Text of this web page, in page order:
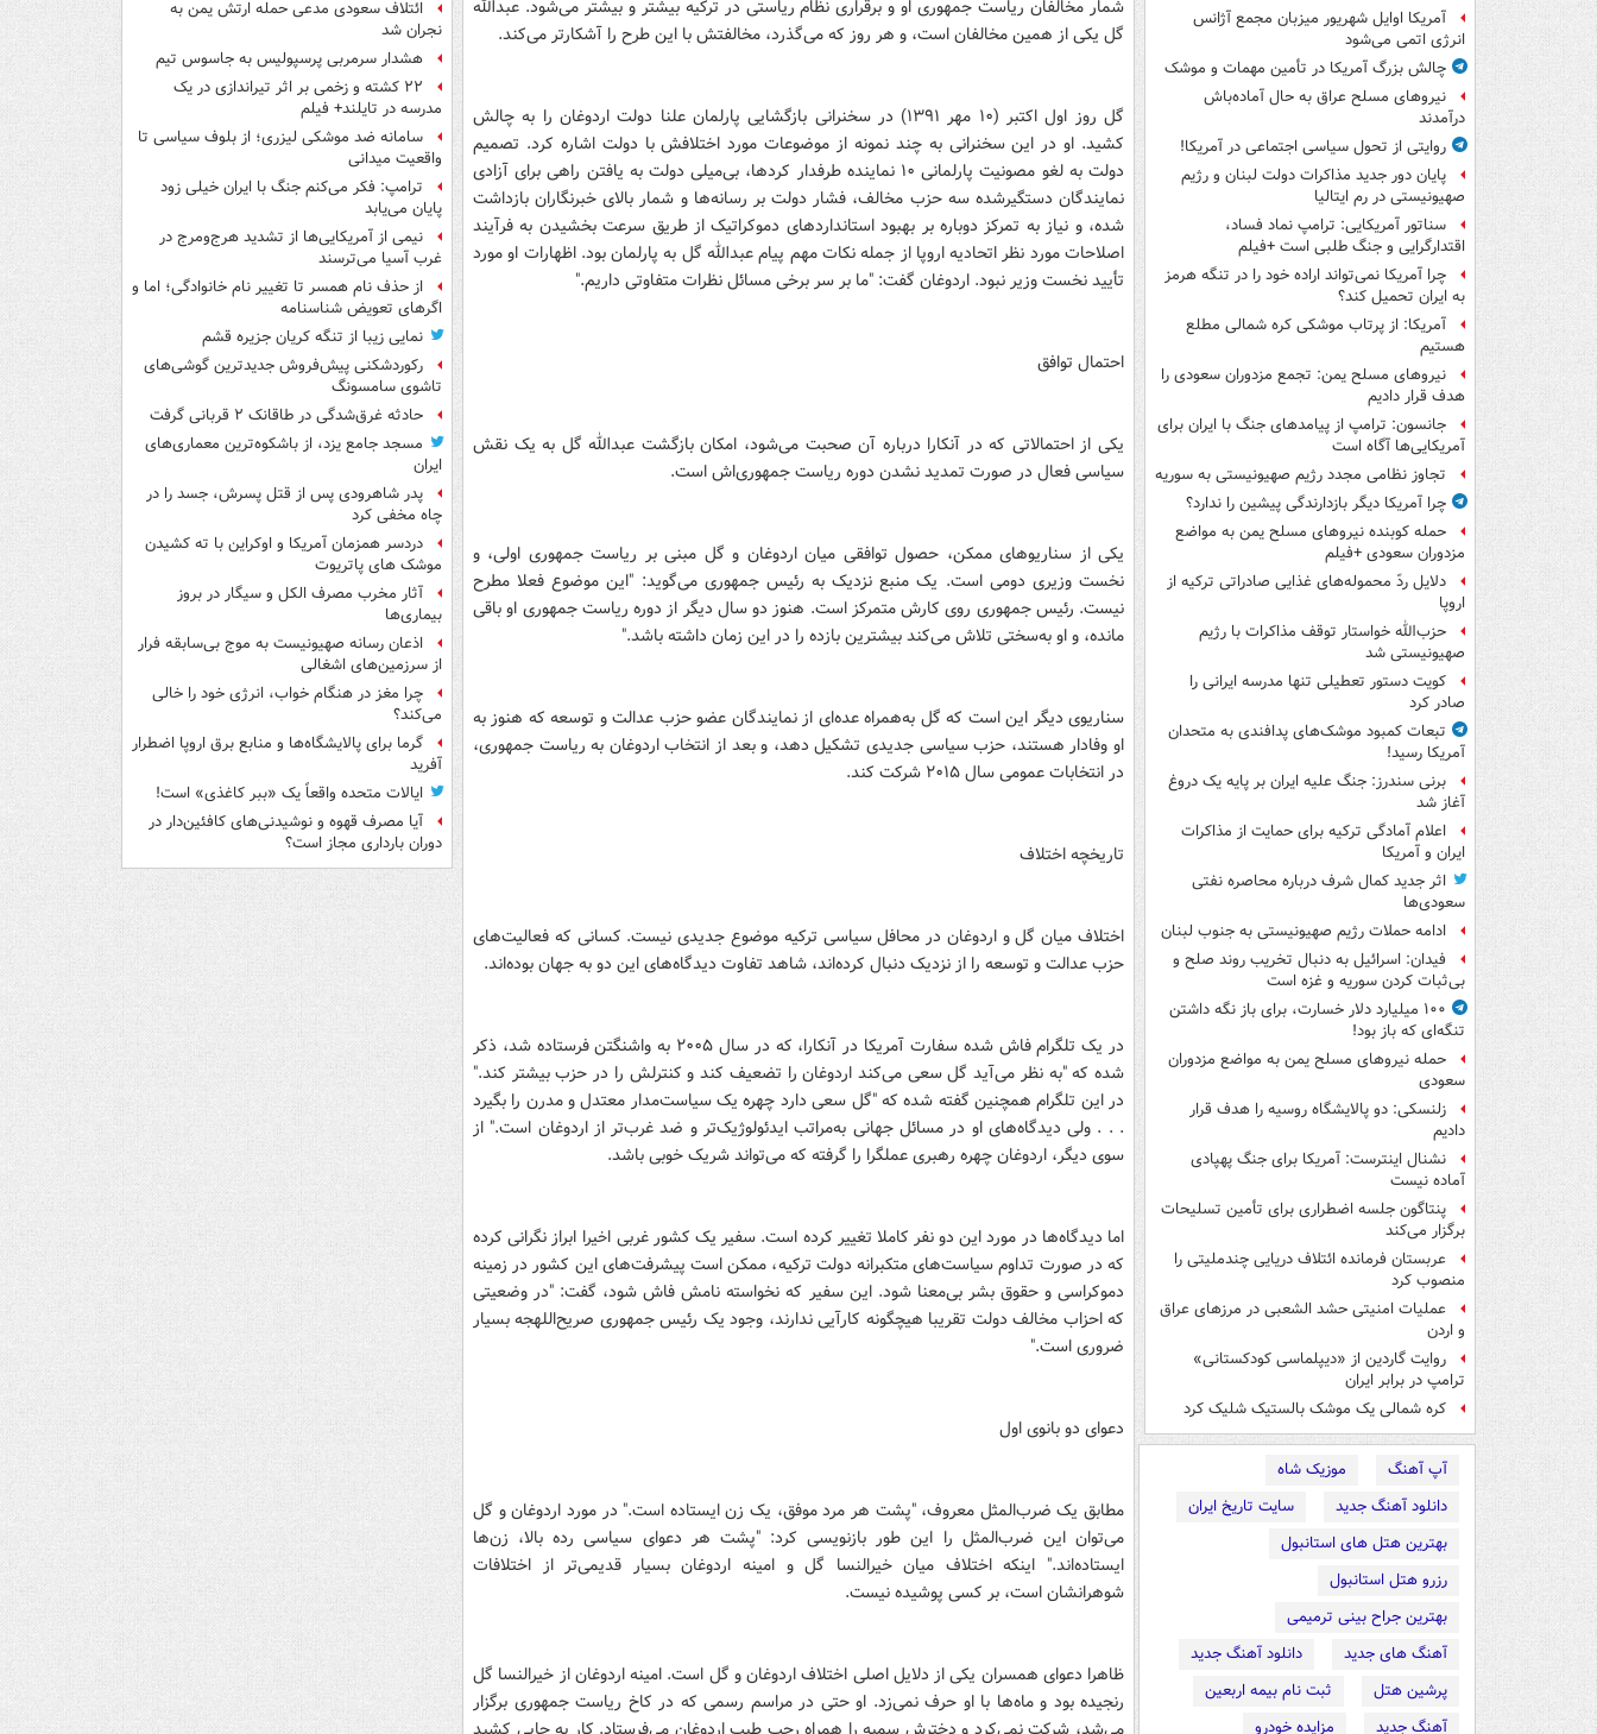
آمریکا اوایل شهریور میزبان مجمع آژانس
انرژی اتمی می‌شود
چالش بزرگ آمریکا در تأمین مهمات و موشک
نیروهای مسلح عراق به حال آماده‌باش
درآمدند
روایتی از تحول سیاسی اجتماعی در آمریکا!
پایان دور جدید مذاکرات دولت لبنان و رژیم
صهیونیستی در رم ایتالیا
سناتور آمریکایی: ترامپ نماد فساد،
اقتدارگرایی و جنگ طلبی است +فیلم
چرا آمریکا نمی‌تواند اراده خود را در تنگه هرمز
به ایران تحمیل کند؟
آمریکا: از پرتاب موشکی کره شمالی مطلع
هستیم
نیروهای مسلح یمن: تجمع مزدوران سعودی را
هدف قرار دادیم
جانسون: ترامپ از پیامدهای جنگ با ایران برای
آمریکایی‌ها آگاه است
تجاوز نظامی مجدد رژیم صهیونیستی به سوریه
چرا آمریکا دیگر بازدارندگی پیشین را ندارد؟
حمله کوبنده نیروهای مسلح یمن به مواضع
مزدوران سعودی +فیلم
دلایل ردّ محموله‌های غذایی صادراتی ترکیه از
اروپا
حزب‌الله خواستار توقف مذاکرات با رژیم
صهیونیستی شد
کویت دستور تعطیلی تنها مدرسه ایرانی را
صادر کرد
تبعات کمبود موشک‌های پدافندی به متحدان
آمریکا رسید!
برنی سندرز: جنگ علیه ایران بر پایه یک دروغ
آغاز شد
اعلام آمادگی ترکیه برای حمایت از مذاکرات
ایران و آمریکا
اثر جدید کمال شرف درباره محاصره نفتی
سعودی‌ها
ادامه حملات رژیم صهیونیستی به جنوب لبنان
فیدان: اسرائیل به دنبال تخریب روند صلح و
بی‌ثبات کردن سوریه و غزه است
۱۰۰ میلیارد دلار خسارت، برای باز نگه داشتن
تنگه‌ای که باز بود!
حمله نیروهای مسلح یمن به مواضع مزدوران
سعودی
زلنسکی: دو پالایشگاه روسیه را هدف قرار
دادیم
نشنال اینترست: آمریکا برای جنگ پهپادی
آماده نیست
پنتاگون جلسه اضطراری برای تأمین تسلیحات
برگزار می‌کند
عربستان فرمانده ائتلاف دریایی چندملیتی را
منصوب کرد
عملیات امنیتی حشد الشعبی در مرزهای عراق
و اردن
روایت گاردین از «دیپلماسی کودکستانی»
ترامپ در برابر ایران
کره شمالی یک موشک بالستیک شلیک کرد
آپ آهنگ
موزیک شاه
دانلود آهنگ جدید
سایت تاریخ ایران
بهترین هتل های استانبول
رزرو هتل استانبول
بهترین جراح بینی ترمیمی
آهنگ های جدید
دانلود آهنگ جدید
پرشین هتل
ثبت نام بیمه اربعین
آهنگ جدید
مزایده خودرو
شمار مخالفان ریاست جمهوری او و برقراری نظام ریاستی در ترکیه بیشتر و بیشتر می‌شود. عبدالله
گل یکی از همین مخالفان است، و هر روز که می‌گذرد، مخالفتش با این طرح را آشکارتر می‌کند.
گل روز اول اکتبر (۱۰ مهر ۱۳۹۱) در سخنرانی بازگشایی پارلمان علنا دولت اردوغان را به چالش
کشید. او در این سخنرانی به چند نمونه از موضوعات مورد اختلافش با دولت اشاره کرد. تصمیم
دولت به لغو مصونیت پارلمانی ۱۰ نماینده طرفدار کردها، بی‌میلی دولت به یافتن راهی برای آزادی
نمایندگان دستگیرشده سه حزب مخالف، فشار دولت بر رسانه‌ها و شمار بالای خبرنگاران بازداشت
شده، و نیاز به تمرکز دوباره بر بهبود استانداردهای دموکراتیک از طریق سرعت بخشیدن به فرآیند
اصلاحات مورد نظر اتحادیه اروپا از جمله نکات مهم پیام عبدالله گل به پارلمان بود. اظهارات او مورد
تأیید نخست وزیر نبود. اردوغان گفت: "ما بر سر برخی مسائل نظرات متفاوتی داریم."
احتمال توافق
یکی از احتمالاتی که در آنکارا درباره آن صحبت می‌شود، امکان بازگشت عبدالله گل به یک نقش
سیاسی فعال در صورت تمدید نشدن دوره ریاست جمهوری‌اش است.
یکی از سناریوهای ممکن، حصول توافقی میان اردوغان و گل مبنی بر ریاست جمهوری اولی، و
نخست وزیری دومی است. یک منبع نزدیک به رئیس جمهوری می‌گوید: "این موضوع فعلا مطرح
نیست. رئیس جمهوری روی کارش متمرکز است. هنوز دو سال دیگر از دوره ریاست جمهوری او باقی
مانده، و او به‌سختی تلاش می‌کند بیشترین بازده را در این زمان داشته باشد."
سناریوی دیگر این است که گل به‌همراه عده‌ای از نمایندگان عضو حزب عدالت و توسعه که هنوز به
او وفادار هستند، حزب سیاسی جدیدی تشکیل دهد، و بعد از انتخاب اردوغان به ریاست جمهوری،
در انتخابات عمومی سال ۲۰۱۵ شرکت کند.
تاریخچه اختلاف
اختلاف میان گل و اردوغان در محافل سیاسی ترکیه موضوع جدیدی نیست. کسانی که فعالیت‌های
حزب عدالت و توسعه را از نزدیک دنبال کرده‌اند، شاهد تفاوت دیدگاه‌های این دو به جهان بوده‌اند.
در یک تلگرام فاش شده سفارت آمریکا در آنکارا، که در سال ۲۰۰۵ به واشنگتن فرستاده شد، ذکر
شده که "به نظر می‌آید گل سعی می‌کند اردوغان را تضعیف کند و کنترلش را در حزب بیشتر کند."
در این تلگرام همچنین گفته شده که "گل سعی دارد چهره یک سیاست‌مدار معتدل و مدرن را بگیرد
. . . ولی دیدگاه‌های او در مسائل جهانی به‌مراتب ایدئولوژیک‌تر و ضد غرب‌تر از اردوغان است." از
سوی دیگر، اردوغان چهره رهبری عملگرا را گرفته که می‌تواند شریک خوبی باشد.
اما دیدگاه‌ها در مورد این دو نفر کاملا تغییر کرده است. سفیر یک کشور غربی اخیرا ابراز نگرانی کرده
که در صورت تداوم سیاست‌های متکبرانه دولت ترکیه، ممکن است پیشرفت‌های این کشور در زمینه
دموکراسی و حقوق بشر بی‌معنا شود. این سفیر که نخواسته نامش فاش شود، گفت: "در وضعیتی
که احزاب مخالف دولت تقریبا هیچگونه کارآیی ندارند، وجود یک رئیس جمهوری صریح‌اللهجه بسیار
ضروری است."
دعوای دو بانوی اول
مطابق یک ضرب‌المثل معروف، "پشت هر مرد موفق، یک زن ایستاده است." در مورد اردوغان و گل
می‌توان این ضرب‌المثل را این طور بازنویسی کرد: "پشت هر دعوای سیاسی رده بالا، زن‌ها
ایستاده‌اند." اینکه اختلاف میان خیرالنسا گل و امینه اردوغان بسیار قدیمی‌تر از اختلافات
شوهرانشان است، بر کسی پوشیده نیست.
ظاهرا دعوای همسران یکی از دلایل اصلی اختلاف اردوغان و گل است. امینه اردوغان از خیرالنسا گل
رنجیده بود و ماه‌ها با او حرف نمی‌زد. او حتی در مراسم رسمی که در کاخ ریاست جمهوری برگزار
ائتلاف سعودی مدعی حمله ارتش یمن به
نجران شد
هشدار سرمربی پرسپولیس به جاسوس تیم
۲۲ کشته و زخمی بر اثر تیراندازی در یک
مدرسه در تایلند+ فیلم
سامانه ضد موشکی لیزری؛ از بلوف سیاسی تا
واقعیت میدانی
ترامپ: فکر می‌کنم جنگ با ایران خیلی زود
پایان می‌یابد
نیمی از آمریکایی‌ها از تشدید هرج‌ومرج در
غرب آسیا می‌ترسند
از حذف نام همسر تا تغییر نام خانوادگی؛ اما و
اگرهای تعویض شناسنامه
نمایی زیبا از تنگه کریان جزیره قشم
رکوردشکنی پیش‌فروش جدیدترین گوشی‌های
تاشوی سامسونگ
حادثه غرق‌شدگی در طاقانک ۲ قربانی گرفت
مسجد جامع یزد، از باشکوه‌ترین معماری‌های
ایران
پدر شاهرودی پس از قتل پسرش، جسد را در
چاه مخفی کرد
دردسر همزمان آمریکا و اوکراین با ته کشیدن
موشک های پاتریوت
آثار مخرب مصرف الکل و سیگار در بروز
بیماری‌ها
اذعان رسانه صهیونیست به موج بی‌سابقه فرار
از سرزمین‌های اشغالی
چرا مغز در هنگام خواب، انرژی خود را خالی
می‌کند؟
گرما برای پالایشگاه‌ها و منابع برق اروپا اضطرار
آفرید
ایالات متحده واقعاً یک «ببر کاغذی» است!
آیا مصرف قهوه و نوشیدنی‌های کافئین‌دار در
دوران بارداری مجاز است؟